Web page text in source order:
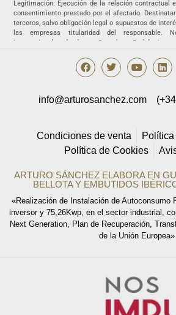
Legitimación: Ejecución de la relación contractual
consentimiento prestado por el afectado.
terceros, salvo obligación legal o supuestos de
las empresas titularidad del responsable.
internacionales de datos. Derechos: Podrá
no ser objeto de una decisión basada únicamente
automatizado, incluida la elaboración de
info@arturosanchez.com tal y como se indica en la
Condiciones de venta
Política de Cookies
ARTURO SÁNCHEZ ELABORA EN
BELLOTA Y EMBUTIDOS
«Realización de Instalación de Autoconsumo
inversor y 75,26Kwp, en el sector industrial,
Next Generation, Plan de Recuperación,
de la Unión Europea»
info@arturosanchez.com